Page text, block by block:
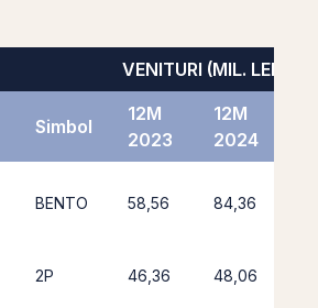
VENITURI (MIL. LEI)
Simbol
12M
2023
12M
2024
BENTO 58,56 84,36
2P 46,36 48,06